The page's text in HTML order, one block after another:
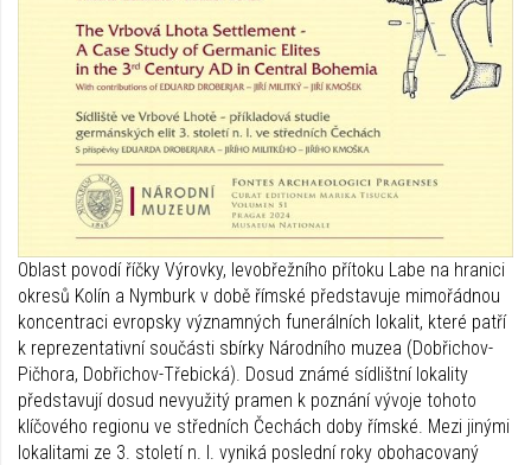
Oblast povodí říčky Výrovky, levobřežního přítoku Labe na hranici
okresů Kolín a Nymburk v době římské představuje mimořádnou
koncentraci evropsky významných funerálních lokalit, které patří
k reprezentativní součásti sbírky Národního muzea (Dobřichov-
Pičhora, Dobřichov-Třebická). Dosud známé sídlištní lokality
představují dosud nevyužitý pramen k poznání vývoje tohoto
klíčového regionu ve středních Čechách doby římské. Mezi jinými
lokalitami ze 3. století n. l. vyniká poslední roky obohacovaný